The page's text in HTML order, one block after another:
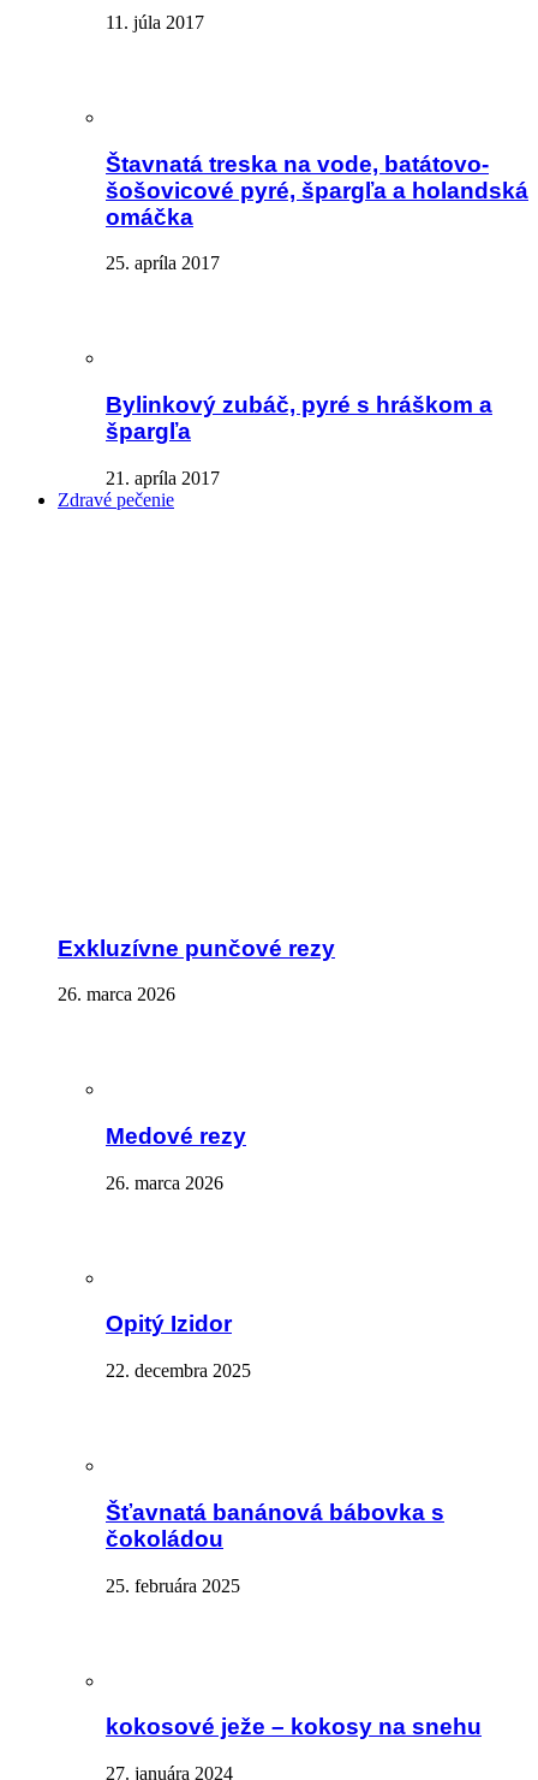
11. júla 2017
Štavnatá treska na vode, batátovo-
šošovicové pyré, špargľa a holandská
omáčka
25. apríla 2017
Bylinkový zubáč, pyré s hráškom a
špargľa
21. apríla 2017
Zdravé pečenie
Exkluzívne punčové rezy
26. marca 2026
Medové rezy
26. marca 2026
Opitý Izidor
22. decembra 2025
Šťavnatá banánová bábovka s
čokoládou
25. februára 2025
kokosové ježe – kokosy na snehu
27. januára 2024